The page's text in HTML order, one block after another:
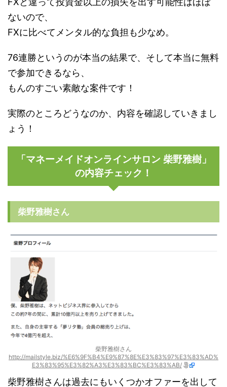
ないので、
FXに比べてメンタル的な負担も少なめ。
76連勝というのが本当の結果で、そして本当に無料
で参加できるなら、
もんのすごい素敵な案件です！
実際のところどうなのか、内容を確認していきまし
ょう！
「マネーメイドオンラインサロン 柴野雅樹」
の内容チェック！
柴野雅樹さん
柴野雅樹さん
http://mailstyle.biz/%E6%9F%B4%E9%87%8E%E3%83%97%E3%83%AD%
E3%83%95%E3%82%A3%E3%83%BC%E3%83%AB/
柴野雅樹さんは過去にもいくつかオファーを出して